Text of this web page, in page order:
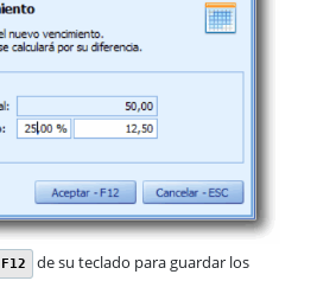
F12
de su teclado para guardar los